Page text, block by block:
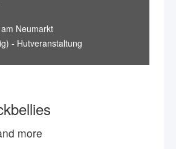
Neumarkt
- Hutveranstaltung
more